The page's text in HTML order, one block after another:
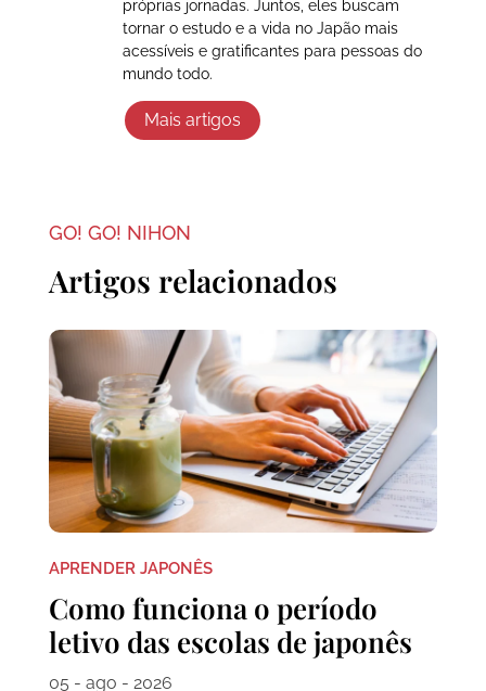
próprias jornadas. Juntos, eles buscam
tornar o estudo e a vida no Japão mais
acessíveis e gratificantes para pessoas do
mundo todo.
Mais artigos
GO! GO! NIHON
Artigos relacionados
APRENDER JAPONÊS
Como funciona o período
letivo das escolas de japonês
05 - ago - 2026